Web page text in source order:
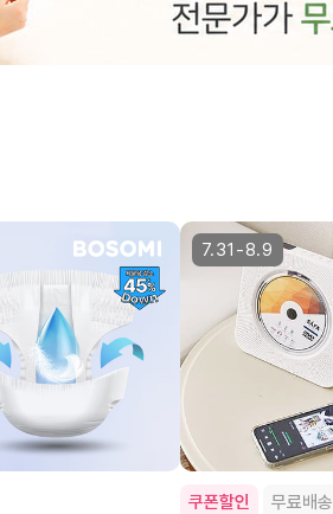
7.31-8.9
쿠폰할인 무료배송